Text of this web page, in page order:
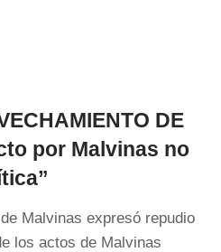
DE
por Malvinas no
Malvinas expresó repudio
los actos de Malvinas